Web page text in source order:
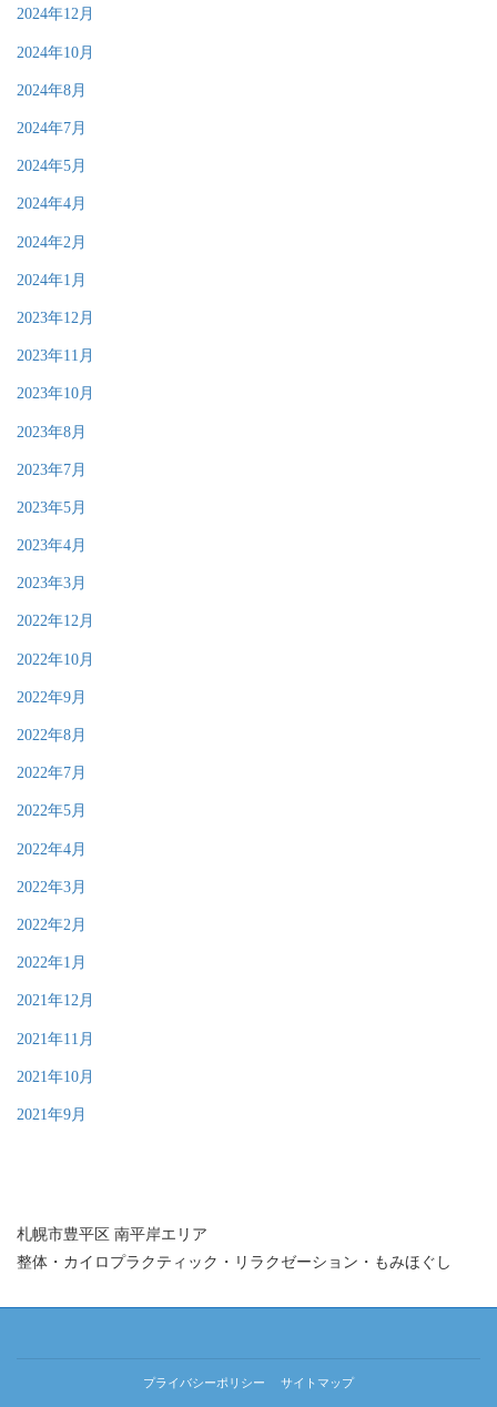
2024年12月
2024年10月
2024年8月
2024年7月
2024年5月
2024年4月
2024年2月
2024年1月
2023年12月
2023年11月
2023年10月
2023年8月
2023年7月
2023年5月
2023年4月
2023年3月
2022年12月
2022年10月
2022年9月
2022年8月
2022年7月
2022年5月
2022年4月
2022年3月
2022年2月
2022年1月
2021年12月
2021年11月
2021年10月
2021年9月
札幌市豊平区 南平岸エリア
整体・カイロプラクティック・リラクゼーション・もみほぐし
プライバシーポリシー サイトマップ